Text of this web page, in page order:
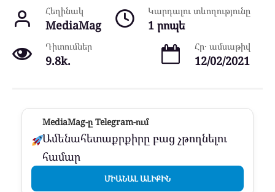
Հեղինակ
MediaMag
Կարդալու տևողությունը
1 րոպե
Դիտումներ
9.8k.
Հր․ ամսաթիվ
12/02/2021
MediaMag-ը Telegram-ում
Ամենահետաքրքիրը բաց չթողնելու
համար
ՄԻԱՆԱԼ ԱԼԻՔԻՆ